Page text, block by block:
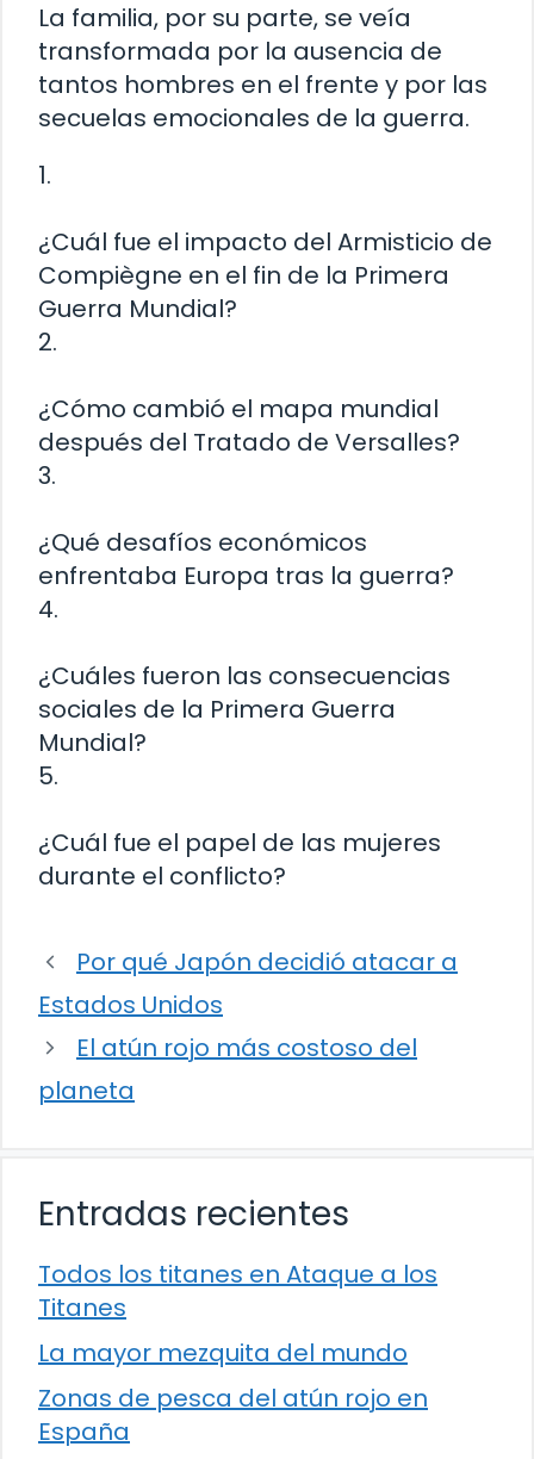
La familia, por su parte, se veía
transformada por la ausencia de
tantos hombres en el frente y por las
secuelas emocionales de la guerra.
1.
¿Cuál fue el impacto del Armisticio de
Compiègne en el fin de la Primera
Guerra Mundial?
2.
¿Cómo cambió el mapa mundial
después del Tratado de Versalles?
3.
¿Qué desafíos económicos
enfrentaba Europa tras la guerra?
4.
¿Cuáles fueron las consecuencias
sociales de la Primera Guerra
Mundial?
5.
¿Cuál fue el papel de las mujeres
durante el conflicto?
Por qué Japón decidió atacar a
Estados Unidos
El atún rojo más costoso del
planeta
Entradas recientes
Todos los titanes en Ataque a los
Titanes
La mayor mezquita del mundo
Zonas de pesca del atún rojo en
España